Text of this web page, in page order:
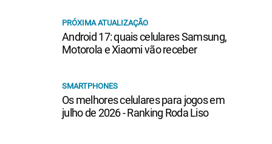
PRÓXIMA ATUALIZAÇÃO
Android 17: quais celulares Samsung,
Motorola e Xiaomi vão receber
SMARTPHONES
Os melhores celulares para jogos em
julho de 2026 - Ranking Roda Liso